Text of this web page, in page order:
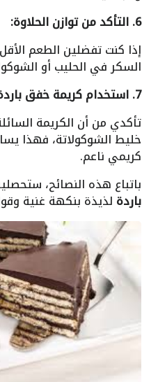
6. التأكد من توازن الحلاوة:
إذا كنت تفضلين الطعم
السكر في الحليب أو
7. استخدام كريمة خفق باردة:
تأكدي من أن الكريمة
خليط الشوكولاتة، فهذا
كريمي ناعم.
باتباع هذه النصائح،
باردة لذيذة بنكهة غنية